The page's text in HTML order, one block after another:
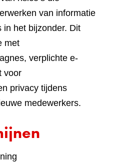
van informatie
in het bijzonder. Dit
met
verplichte e-
voor
privacy tijdens
medewerkers.